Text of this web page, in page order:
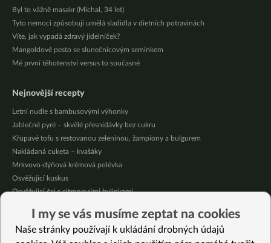
Byl to vážně masakr (Michal, 34 let)
Tyto nemoci způsobují umělá sladidla v dietních potravinách
Víte, jak vypadá zdravý jídelníček?
Mangoldové pesto se slunečnicovým semínkem
Mé první těhotenství versus to současné
Nejnovější recepty
Letní nudle s bambusovými výhonky
Jablečné pyré – skvělé přesnídávky bez cukru
Křupavé tofu s restovanou zeleninou, žampiony a bulgurem
Nakládaná cuketa – kvašáky
Mrkvovo-dýňová krémová polévka
Osvěžující kuskus
Osvěžující čaj s citronovými bylinkami
Čokoládové muffiny s mangovým krémem
Meruňky a jablka v citrónovém želé
I my se vás musíme zeptat na cookies
Naše stránky používají k ukládání drobných údajů